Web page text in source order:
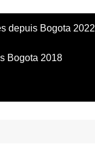
depuis Bogota 2022
Bogota 2018